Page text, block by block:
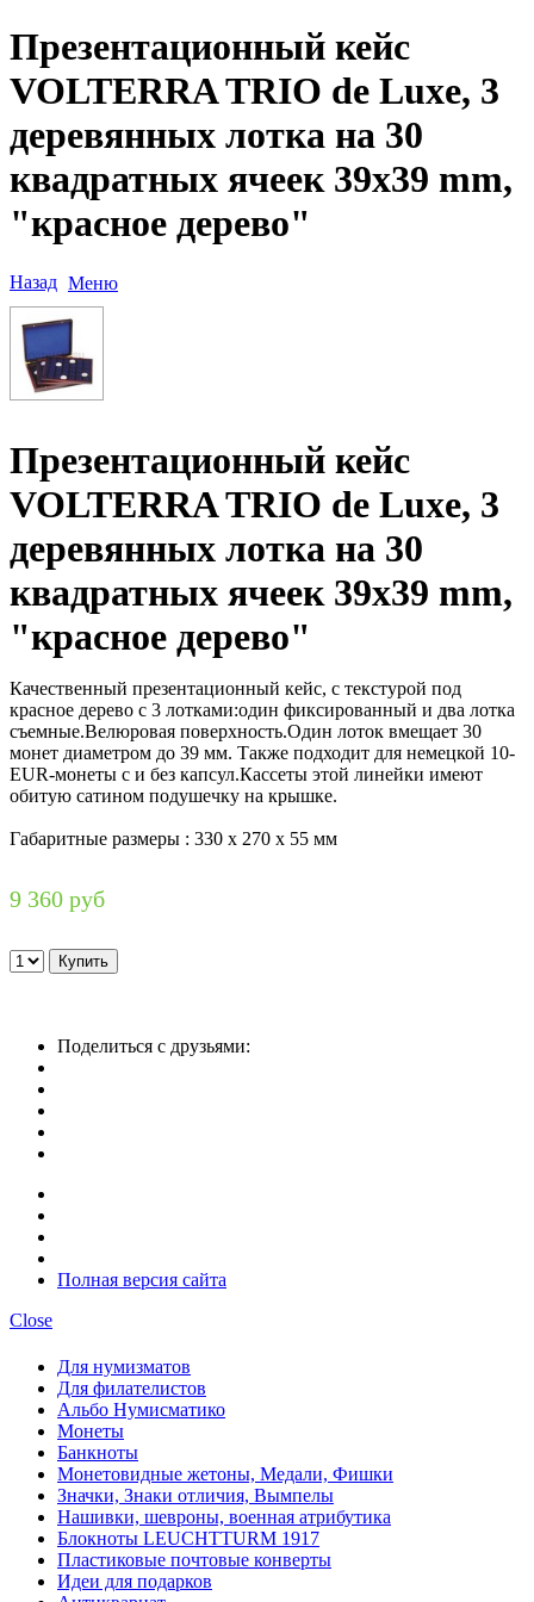
Презентационный кейс
VOLTERRA TRIO de Luxe, 3
деревянных лотка на 30
квадратных ячеек 39x39 mm,
"красное дерево"
Назад Меню
Презентационный кейс
VOLTERRA TRIO de Luxe, 3
деревянных лотка на 30
квадратных ячеек 39x39 mm,
"красное дерево"
Качественный презентационный кейс, с текстурой под
красное дерево с 3 лотками:один фиксированный и два лотка
съемные.Велюровая поверхность.Один лоток вмещает 30
монет диаметром до 39 мм. Также подходит для немецкой 10-
EUR-монеты с и без капсул.Кассеты этой линейки имеют
обитую сатином подушечку на крышке.
Габаритные размеры : 330 х 270 х 55 мм
9 360 руб
Поделиться с друзьями:
Полная версия сайта
Close
Для нумизматов
Для филателистов
Альбо Нумисматико
Монеты
Банкноты
Монетовидные жетоны, Медали, Фишки
Значки, Знаки отличия, Вымпелы
Нашивки, шевроны, военная атрибутика
Блокноты LEUCHTTURM 1917
Пластиковые почтовые конверты
Идеи для подарков